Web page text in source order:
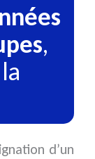
,
d’un